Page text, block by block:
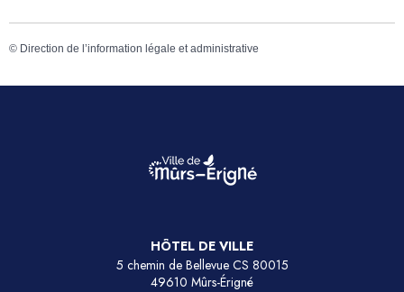
© Direction de l’information légale et administrative
HÔTEL DE VILLE
5 chemin de Bellevue CS 80015
49610 Mûrs-Érigné